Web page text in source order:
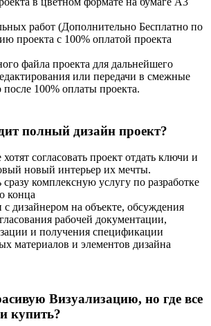
работ (Дополнительно Бесплатно по
проекта с 100% оплатой проекта
файла проекта для дальнейшего
или передачи в смежные
после 100% оплаты проекта.
полный дизайн проект?
согласовать проект отдать ключи и
новый интерьер их мечты.
комплексную услугу по разработке
конца
дизайнером на объекте, обсуждения
рабочей документации,
и получения спецификации
материалов и элементов дизайна
Визуализацию, но где все
купить?